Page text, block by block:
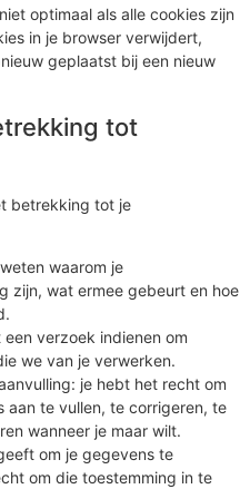
optimaal als alle cookies zijn
in je browser verwijdert,
geplaatst bij een nieuw
tot
betrekking tot je
waarom je
zijn, wat ermee gebeurt en hoe
verzoek indienen om
we van je verwerken.
je hebt het recht om
aan te vullen, te corrigeren, te
wanneer je maar wilt.
om je gegevens te
om die toestemming in te